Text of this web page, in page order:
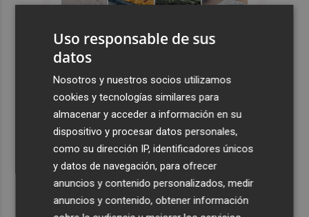
Últimas Noticias
El Hozono Jairis aún necesita un par de incorporaciones
para su cuarto año en la LF Endesa
Ruz ya hace planes para un posible futuro de Clarisas,
más allá de la rehabilitación: ¿retorno de la Dama?
ViviFind, el buscador inmobiliario con IA surgido del
PCUMH, prepara sus primeras alianzas con el sector
Uso responsable de sus
datos
Nosotros y nuestros socios utilizamos
cookies y tecnologías similares para
almacenar y acceder a información en su
dispositivo y procesar datos personales,
como su dirección IP, identificadores únicos
y datos de navegación, para ofrecer
anuncios y contenido personalizados, medir
anuncios y contenido, obtener información